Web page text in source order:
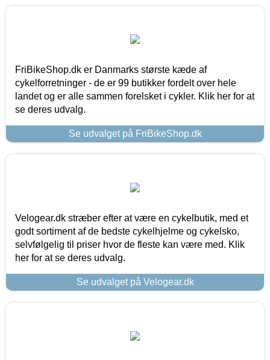
FriBikeShop.dk er Danmarks største kæde af
cykelforretninger - de er 99 butikker fordelt over hele
landet og er alle sammen forelsket i cykler. Klik her for at
se deres udvalg.
Se udvalget på FriBikeShop.dk
Velogear.dk stræber efter at være en cykelbutik, med et
godt sortiment af de bedste cykelhjelme og cykelsko,
selvfølgelig til priser hvor de fleste kan være med. Klik
her for at se deres udvalg.
Se udvalget på Velogear.dk